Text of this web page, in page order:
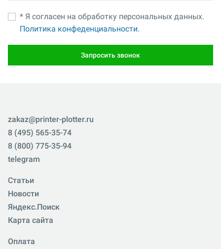
* Я согласен на обработку персональных данных.
Политика конфеденциальности.
Запросить звонок
zakaz@printer-plotter.ru
8 (495) 565-35-74
8 (800) 775-35-94
telegram
Статьи
Новости
Яндекс.Поиск
Карта сайта
Оплата